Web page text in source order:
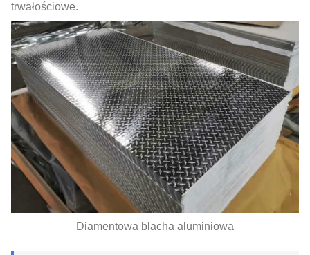
trwałościowe.
Diamentowa blacha aluminiowa